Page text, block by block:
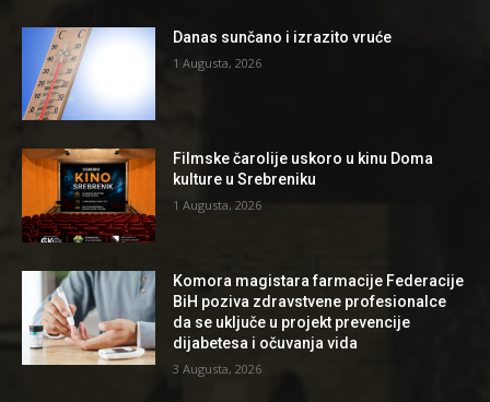
Danas sunčano i izrazito vruće
1 Augusta, 2026
Filmske čarolije uskoro u kinu Doma
kulture u Srebreniku
1 Augusta, 2026
Komora magistara farmacije Federacije
BiH poziva zdravstvene profesionalce
da se uključe u projekt prevencije
dijabetesa i očuvanja vida
3 Augusta, 2026